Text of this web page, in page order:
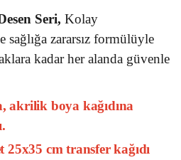
Seri, Kolay
sağlığa zararsız formülüyle
kadar her alanda güvenle
akrilik boya kağıdına
cm transfer kağıdı